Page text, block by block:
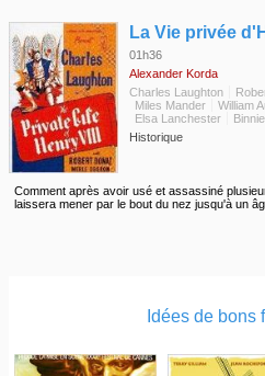
La Vie privée
01h36
Alexander Korda
Charles Laughton
Miles Mander
William
Elsa Lanchester
Historique
Comment après avoir usé et assassiné
laissera mener par le bout du nez jusqu'à un
Idées de bons